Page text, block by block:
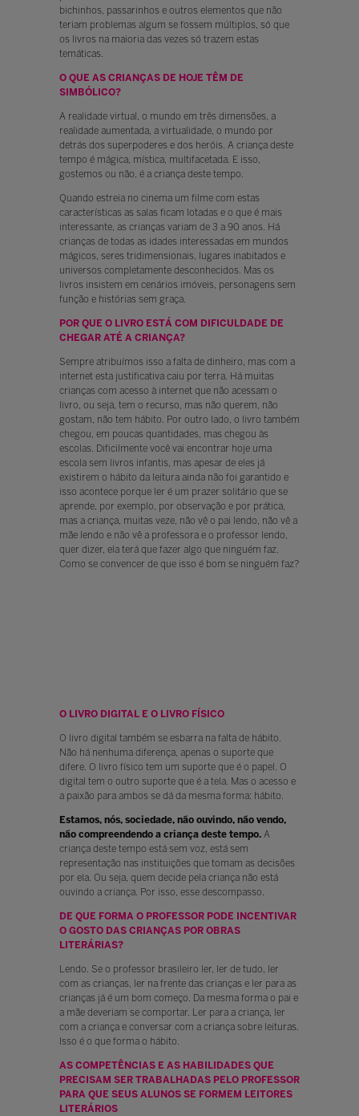
bichinhos, passarinhos e outros elementos que não
teriam problemas algum se fossem múltiplos, só que
os livros na maioria das vezes só trazem estas
temáticas.
O QUE AS CRIANÇAS DE HOJE TÊM DE
SIMBÓLICO?
A realidade virtual, o mundo em três dimensões, a
realidade aumentada, a virtualidade, o mundo por
detrás dos superpoderes e dos heróis. A criança deste
tempo é mágica, mística, multifacetada. E isso,
gostemos ou não, é a criança deste tempo.
Quando estreia no cinema um filme com estas
características as salas ficam lotadas e o que é mais
interessante, as crianças variam de 3 a 90 anos. Há
crianças de todas as idades interessadas em mundos
mágicos, seres tridimensionais, lugares inabitados e
universos completamente desconhecidos. Mas os
livros insistem em cenários imóveis, personagens sem
função e histórias sem graça.
POR QUE O LIVRO ESTÁ COM DIFICULDADE DE
CHEGAR ATÉ A CRIANÇA?
Sempre atribuímos isso a falta de dinheiro, mas com a
internet esta justificativa caiu por terra. Há muitas
crianças com acesso à internet que não acessam o
livro, ou seja, tem o recurso, mas não querem, não
gostam, não tem hábito. Por outro lado, o livro também
chegou, em poucas quantidades, mas chegou às
escolas. Dificilmente você vai encontrar hoje uma
escola sem livros infantis, mas apesar de eles já
existirem o hábito da leitura ainda não foi garantido e
isso acontece porque ler é um prazer solitário que se
aprende, por exemplo, por observação e por prática,
mas a criança, muitas veze, não vê o pai lendo, não vê a
mãe lendo e não vê a professora e o professor lendo,
quer dizer, ela terá que fazer algo que ninguém faz.
Como se convencer de que isso é bom se ninguém faz?
O LIVRO DIGITAL E O LIVRO FÍSICO
O livro digital também se esbarra na falta de hábito.
Não há nenhuma diferença, apenas o suporte que
difere. O livro físico tem um suporte que é o papel. O
digital tem o outro suporte que é a tela. Mas o acesso e
a paixão para ambos se dá da mesma forma: hábito.
Estamos, nós, sociedade, não ouvindo, não vendo,
não compreendendo a criança deste tempo.A
criança deste tempo está sem voz, está sem
representação nas instituições que tomam as decisões
por ela. Ou seja, quem decide pela criança não está
ouvindo a criança. Por isso, esse descompasso.
DE QUE FORMA O PROFESSOR PODE INCENTIVAR
O GOSTO DAS CRIANÇAS POR OBRAS
LITERÁRIAS?
Lendo. Se o professor brasileiro ler, ler de tudo, ler
com as crianças, ler na frente das crianças e ler para as
crianças já é um bom começo. Da mesma forma o pai e
a mãe deveriam se comportar. Ler para a criança, ler
com a criança e conversar com a criança sobre leituras.
Isso é o que forma o hábito.
AS COMPETÊNCIAS E AS HABILIDADES QUE
PRECISAM SER TRABALHADAS PELO PROFESSOR
PARA QUE SEUS ALUNOS SE FORMEM LEITORES
LITERÁRIOS